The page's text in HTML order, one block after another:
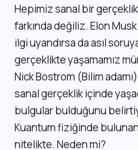
Hepimiz sanal bir
farkında değiliz. Elon
ilgi uyandırsa da asıl
gerçeklikte yaşamamız
Nick Bostrom (Bilim
sanal gerçeklik içinde
bulgular bulduğunu
Kuantum fiziğinde
nitelikte. Neden mi?